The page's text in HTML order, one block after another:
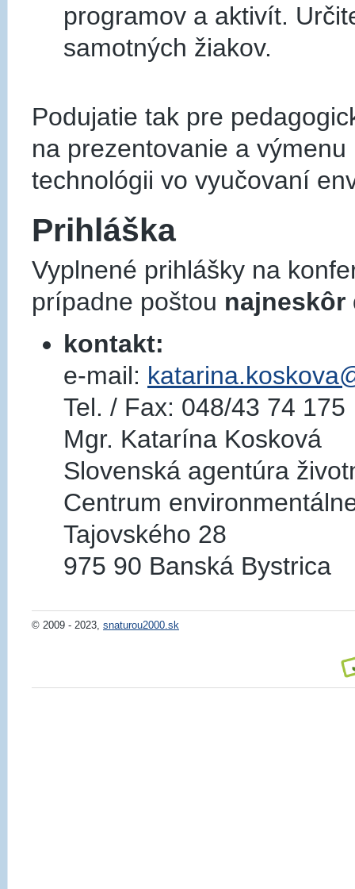
programov a aktivít.
samotných žiakov.
Podujatie tak pre
na prezentovanie a
technológii vo vyučovaní
Prihláška
Vyplnené prihlášky na
prípadne poštou najneskôr
kontakt:
e-mail:
Tel. / Fax: 048/43 74 175
Mgr. Katarína Kosková
Slovenská agentúra
Centrum
Tajovského 28
975 90 Banská Bystrica
© 2009 - 2023, snaturou2000.sk